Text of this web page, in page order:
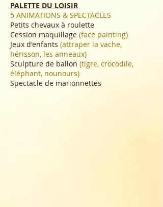
PALETTE DU LOISIR
5 ANIMATIONS & SPECTACLES
Petits chevaux à roulette
Cession maquillage (face painting)
Jeux d'enfants (attraper la vache,
hérisson, les anneaux)
Sculpture de ballon (tigre, crocodile,
éléphant, nounours)
Spectacle de marionnettes